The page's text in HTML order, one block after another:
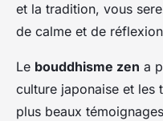
et la tradition, vous
de calme et de
Le bouddhisme zen a
culture japonaise et les
plus beaux